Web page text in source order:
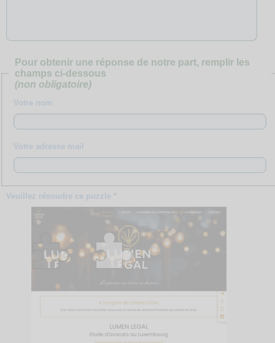
Pour obtenir une réponse de notre part, remplir les
champs ci-dessous
(non obligatoire)
Votre nom
Votre adresse mail
Veuillez résoudre ce puzzle *